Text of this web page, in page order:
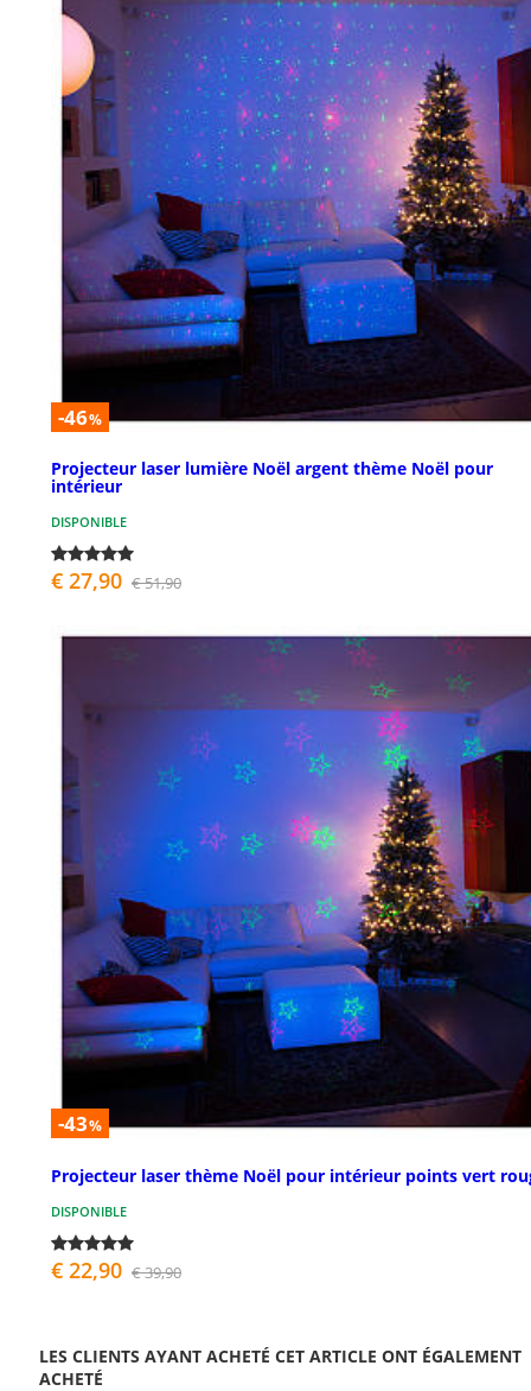
-46%
Projecteur laser lumière Noël argent thème Noël pour
intérieur
DISPONIBLE
€ 27,90 € 51,90
-43%
Projecteur laser thème Noël pour intérieur points vert
DISPONIBLE
€ 22,90 € 39,90
LES CLIENTS AYANT ACHETÉ CET ARTICLE ONT ÉGALEMENT
ACHETÉ